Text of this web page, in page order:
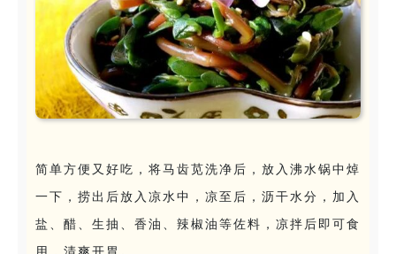
简单方便又好吃，将马齿苋洗净后，放入沸水锅中焯
一下，捞出后放入凉水中，凉至后，沥干水分，加入
盐、醋、生抽、香油、辣椒油等佐料，凉拌后即可食